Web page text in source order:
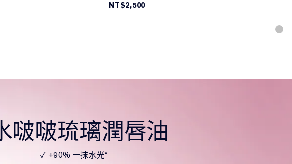
NT$2,500
啵啵琉璃潤唇油
✓ +90% 一抹水光*